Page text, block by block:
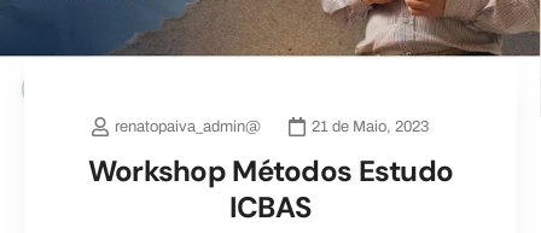
renatopaiva_admin@ 21 de Maio, 2023
Workshop Métodos Estudo
ICBAS